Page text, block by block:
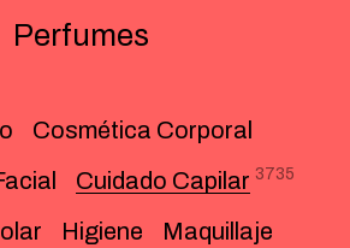
Perfumes
Cosmética Corporal
Cuidado Capilar 3735
Higiene
Maquillaje